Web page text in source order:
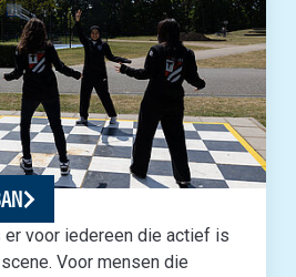
er voor iedereen die actief is
Voor mensen die